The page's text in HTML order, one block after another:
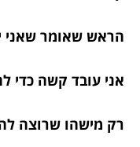
הראש שאומר שאני
אני עובד קשה כדי
רק מישהו שרוצה